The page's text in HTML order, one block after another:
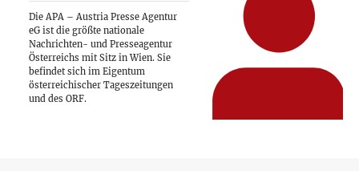
Die APA – Austria Presse Agentur
eG ist die größte nationale
Nachrichten- und Presseagentur
Österreichs mit Sitz in Wien. Sie
befindet sich im Eigentum
österreichischer Tageszeitungen
und des ORF.